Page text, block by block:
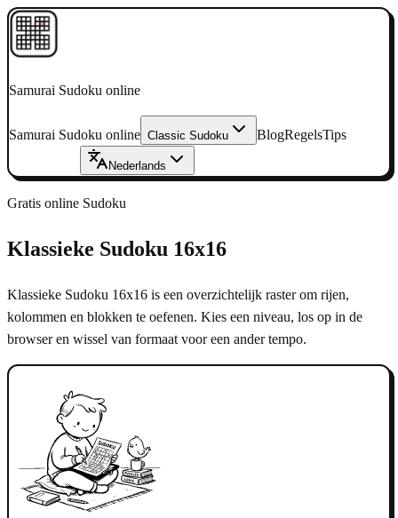
Samurai Sudoku online
Samurai Sudoku online Classic Sudoku BlogRegelsTips
Nu spelen
Nederlands
Gratis online Sudoku
Klassieke Sudoku 16x16
Klassieke Sudoku 16x16 is een overzichtelijk raster om rijen,
kolommen en blokken te oefenen. Kies een niveau, los op in de
browser en wissel van formaat voor een ander tempo.